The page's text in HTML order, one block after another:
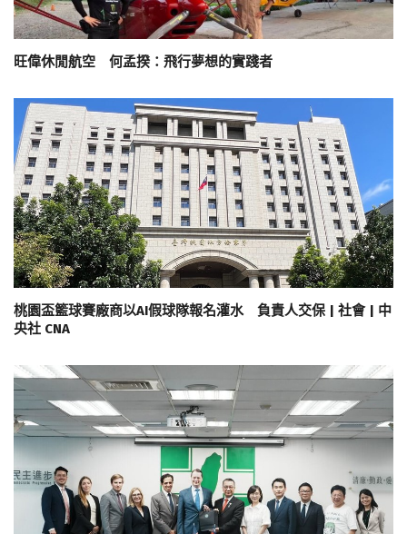
旺偉休閒航空 何孟揆：飛行夢想的實踐者
桃園盃籃球賽廠商以AI假球隊報名灌水 負責人交保 | 社會 | 中
央社 CNA